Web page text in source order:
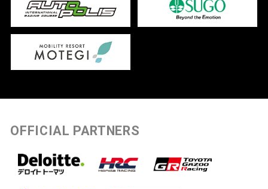
OFFICIAL PARTNERS